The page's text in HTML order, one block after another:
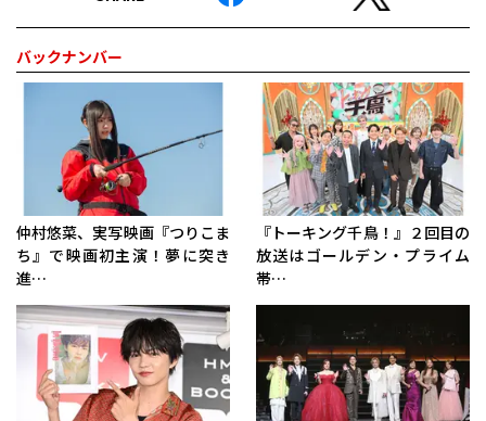
バックナンバー
仲村悠菜、実写映画『つりこま
ち』で映画初主演！夢に突き
進…
『トーキング千鳥！』２回目の
放送はゴールデン・プライム
帯…